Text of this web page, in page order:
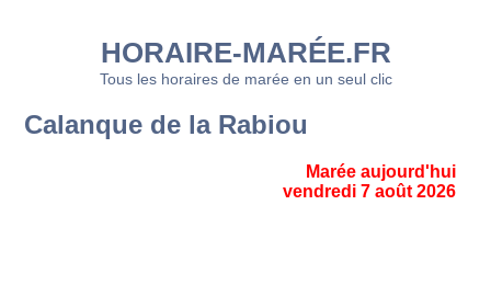
HORAIRE-MARÉE.FR
Tous les horaires de marée en un seul clic
Calanque de la Rabiou
Marée aujourd'hui
vendredi 7 août 2026